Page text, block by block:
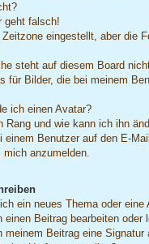
geht falsch!
Zeitzone eingestellt, aber die
steht auf diesem Board
für Bilder, die bei meinem
ich einen Avatar?
Rang und wie kann ich ihn
einem Benutzer auf den E-
mich anzumelden.
ein neues Thema oder eine
einen Beitrag bearbeiten oder
meinem Beitrag eine Signatur